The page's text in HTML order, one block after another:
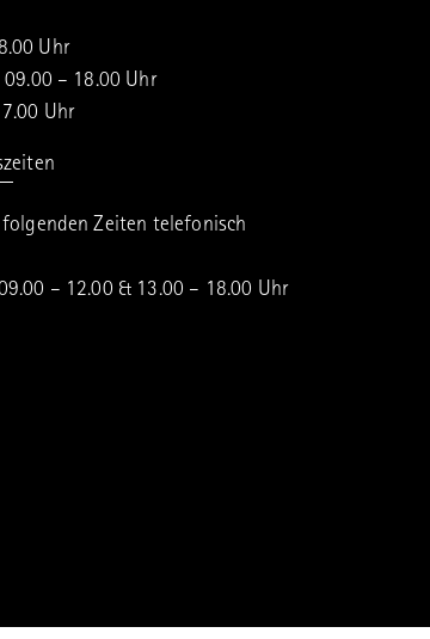
Uhr
– 18.00 Uhr
Uhr
folgenden Zeiten telefonisch
– 12.00 & 13.00 – 18.00 Uhr